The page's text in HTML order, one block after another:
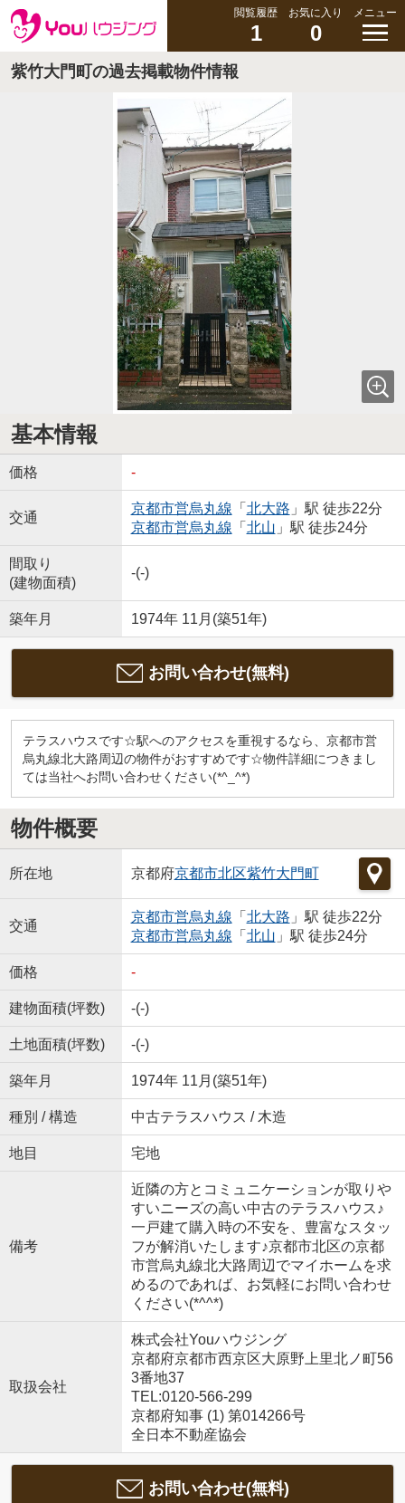
閲覧履歴
1
お気に入り
0
メニュー
紫竹大門町の過去掲載物件情報
基本情報
価格 -
交通
京都市営烏丸線 「 北大路 」駅 徒歩22分
京都市営烏丸線 「 北山 」駅 徒歩24分
間取り
(建物面積)
-(-)
築年月 1974年 11月(築51年)
お問い合わせ(無料)
テラスハウスです☆駅へのアクセスを重視するなら、京都市営
烏丸線北大路周辺の物件がおすすめです☆物件詳細につきまし
ては当社へお問い合わせください(*^_^*)
物件概要
所在地 京都府京都市北区紫竹大門町
交通
京都市営烏丸線 「 北大路 」駅 徒歩22分
京都市営烏丸線 「 北山 」駅 徒歩24分
価格 -
建物面積(坪数) -(-)
土地面積(坪数) -(-)
築年月 1974年 11月(築51年)
種別 / 構造 中古テラスハウス / 木造
地目 宅地
備考
近隣の方とコミュニケーションが取りや
すいニーズの高い中古のテラスハウス♪
一戸建て購入時の不安を、豊富なスタッ
フが解消いたします♪京都市北区の京都
市営烏丸線北大路周辺でマイホームを求
めるのであれば、お気軽にお問い合わせ
ください(*^^*)
取扱会社
株式会社Youハウジング
京都府京都市西京区大原野上里北ノ町56
3番地37
TEL:0120-566-299
京都府知事 (1) 第014266号
全日本不動産協会
お問い合わせ(無料)